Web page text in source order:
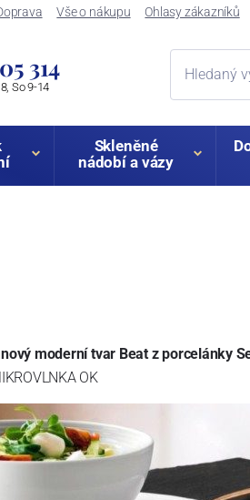
Vše o nákupu Ohlasy zákazníků
314
So 9-14
Skleněné
nádobí a vázy
moderní tvar Beat z porcelánky
OK